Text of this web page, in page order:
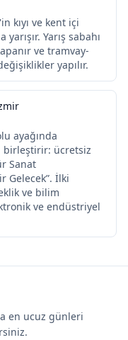
kıyı ve kent içi
Yarış sabahı
ve tramvay-
yapılır.
ayağında
birleştirir: ücretsiz
Sanat
Gelecek”. İlki
ve bilim
ve endüstriyel
en ucuz günleri